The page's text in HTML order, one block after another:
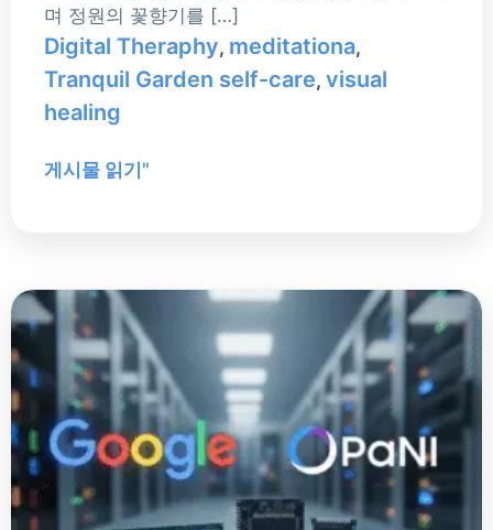
며 정원의 꽃향기를 […]
Digital Theraphy, meditationa,
Tranquil Garden self-care,visual
healing
게시물 읽기"
구
글
vs.
오
픈
AI,
AI